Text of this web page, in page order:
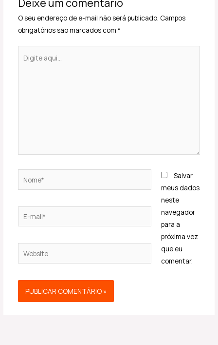
O seu endereço de e-mail não será publicado. Campos
obrigatórios são marcados com *
aqui...
E-
mail*
Salvar
meus dados
neste
navegador
para a
próxima vez
que eu
comentar.